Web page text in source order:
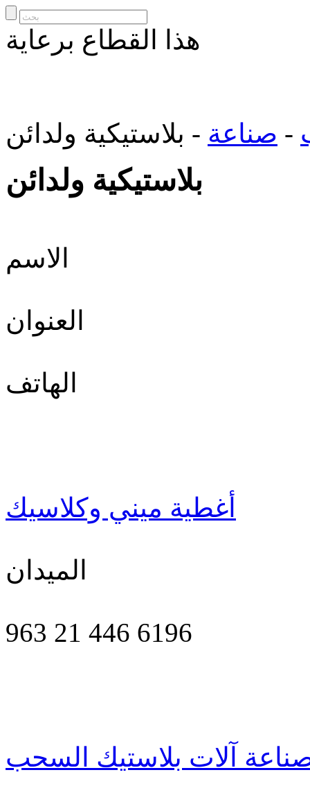
هذا القطاع برعاية
- صناعة - بلاستيكية ولدائن
بلاستيكية ولدائن
الاسم
العنوان
الهاتف
أغطية ميني وكلاسيك
الميدان
963 21 446 6196
آلات بلاستيك السحب